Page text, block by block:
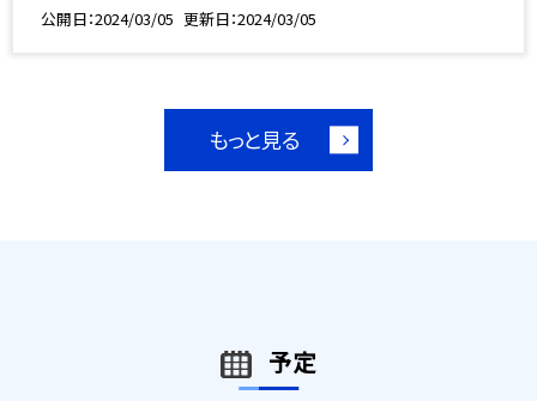
公開日 2024/03/05 更新日 2024/03/05
もっと見る
予定